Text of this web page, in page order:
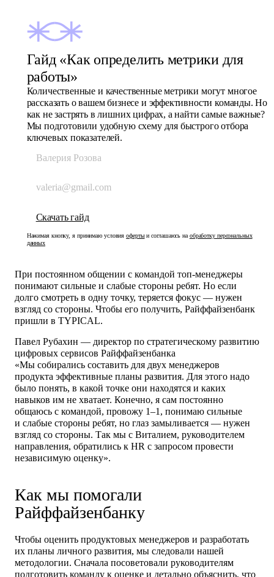
Гайд «Как определить метрики для
работы»
Количественные и качественные метрики могут многое
рассказать о вашем бизнесе и эффективности команды. Но
как не застрять в лишних цифрах, а найти самые важные?
Мы подготовили удобную схему для быстрого отбора
ключевых показателей.
Нажимая кнопку, я принимаю условияофертыи соглашаюсь на обработку персональных
данных
При постоянном общении с командой топ-менеджеры
понимают сильные и слабые стороны ребят. Но если
долго смотреть в одну точку, теряется фокус — нужен
взгляд со стороны. Чтобы его получить, Райффайзенбанк
пришли в TYPICAL.
Павел Рубахин — директор по стратегическому развитию
цифровых сервисов Райффайзенбанка
«Мы собирались составить для двух менеджеров
продукта эффективные планы развития. Для этого надо
было понять, в какой точке они находятся и каких
навыков им не хватает. Конечно, я сам постоянно
общаюсь с командой, провожу 1–1, понимаю сильные
и слабые стороны ребят, но глаз замыливается — нужен
взгляд со стороны. Так мы с Виталием, руководителем
направления, обратились к HR с запросом провести
независимую оценку».
Как мы помогали
Райффайзенбанку
Чтобы оценить продуктовых менеджеров и разработать
их планы личного развития, мы следовали нашей
методологии. Сначала посоветовали руководителям
подготовить команду к оценке и детально объяснить, что